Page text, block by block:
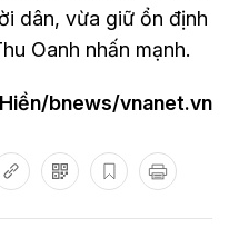
dân, vừa giữ ổn định
Oanh nhấn mạnh.
bnews/vnanet.vn